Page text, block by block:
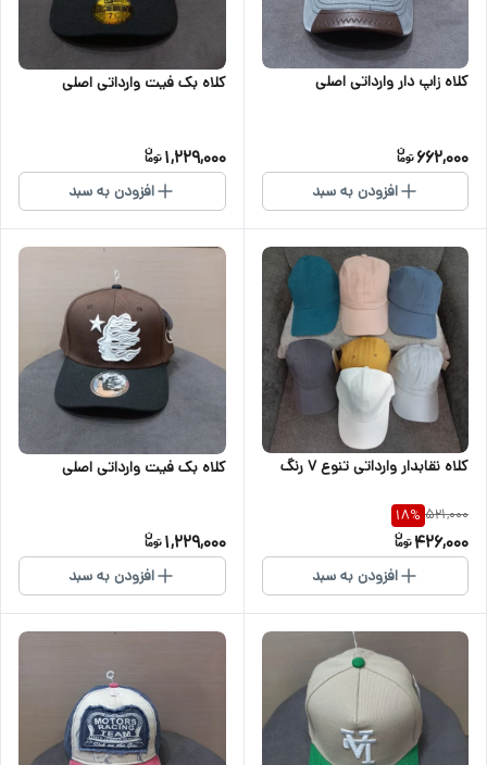
کلاه زاپ دار وارداتی اصلی
662,000
افزودن به سبد
کلاه بک فیت وارداتی اصلی
1,229,000
افزودن به سبد
کلاه نقابدار وارداتی تنوع ۷ رنگ
521,000
18%
426,000
افزودن به سبد
کلاه بک فیت وارداتی اصلی
1,229,000
افزودن به سبد